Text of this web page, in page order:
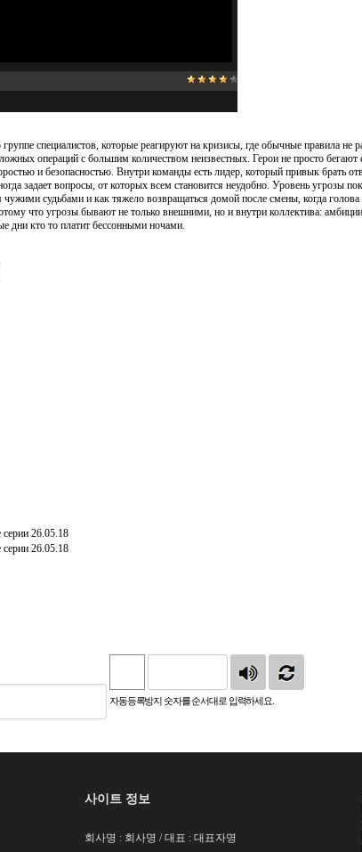
специалистов, которые реагируют на кризисы, где обычные правила не
операций с большим количеством неизвестных. Герои не просто
и безопасностью. Внутри команды есть лидер, который привык брать
задает вопросы, от которых всем становится неудобно. Уровень угрозы
судьбами и как тяжело возвращаться домой после смены, когда
что угрозы бывают не только внешними, но и внутри коллектива:
дни кто то платит бессонными ночами.
26.05.18
26.05.18
자동등록방지 숫자를 순서대로 입력하세요.
사이트 정보
회사명 : 회사명 / 대표 : 대표자명